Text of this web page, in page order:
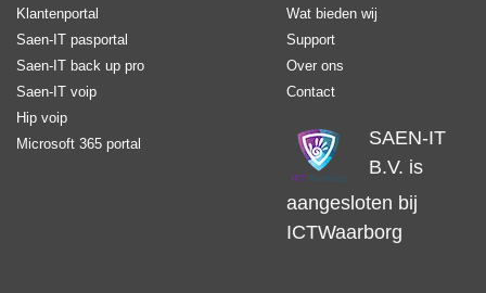
Klantenportal
Saen-IT pasportal
Saen-IT back up pro
Saen-IT voip
Hip voip
Microsoft 365 portal
Wat bieden wij
Support
Over ons
Contact
SAEN-IT
B.V. is
aangesloten bij
ICTWaarborg